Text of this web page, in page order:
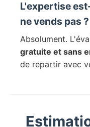
L'expertise
ne vends pas ?
Absolument.
gratuite et sans
de repartir avec